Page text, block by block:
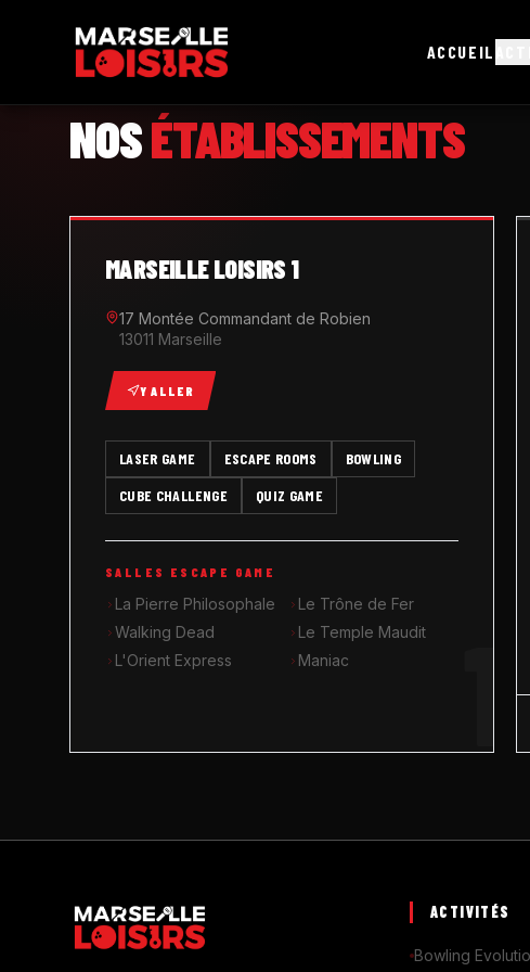
ACCUEIL
NOSÉTABLISSEMENTS
MARSEILLE LOISIRS 1
17 Montée Commandant de Robien
13011 Marseille
Y ALLER
LASER GAME ESCAPE ROOMS
BOWLING
CUBE CHALLENGE
QUIZ GAME
SALLES ESCAPE GAME
La Pierre Philosophale
Le Trône de Fer
Walking Dead
Le Temple Maudit
L'Orient Express
Maniac
ACTIVITÉS
Bowling